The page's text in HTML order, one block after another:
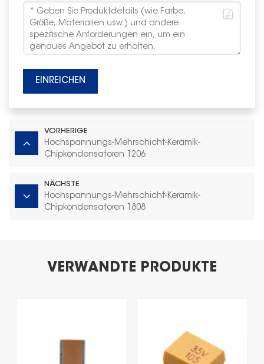
EINREICHEN
VORHERIGE
Hochspannungs-Mehrschicht-Keramik-
Chipkondensatoren 1206
NÄCHSTE
Hochspannungs-Mehrschicht-Keramik-
Chipkondensatoren 1808
VERWANDTE PRODUKTE